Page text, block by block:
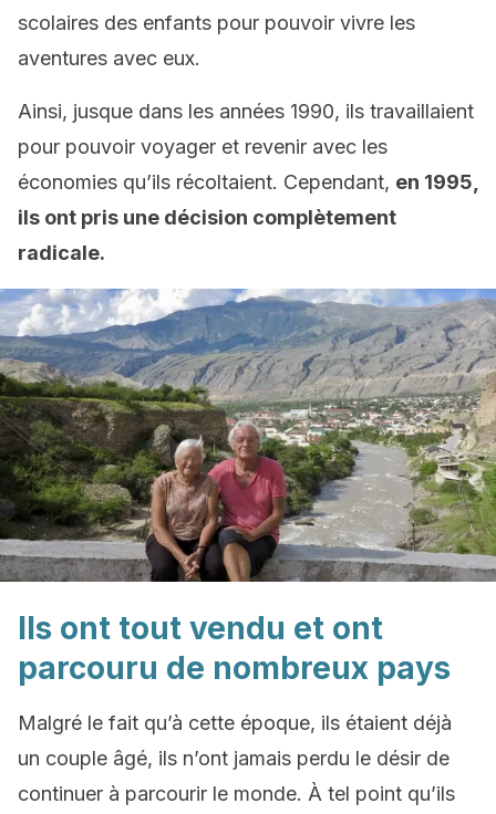
scolaires des enfants pour pouvoir vivre les
aventures avec eux.
Ainsi, jusque dans les années 1990, ils travaillaient
pour pouvoir voyager et revenir avec les
économies qu’ils récoltaient. Cependant, en 1995,
ils ont pris une décision complètement
radicale.
Ils ont tout vendu et ont
parcouru de nombreux pays
Malgré le fait qu’à cette époque, ils étaient déjà
un couple âgé, ils n’ont jamais perdu le désir de
continuer à parcourir le monde. À tel point qu’ils